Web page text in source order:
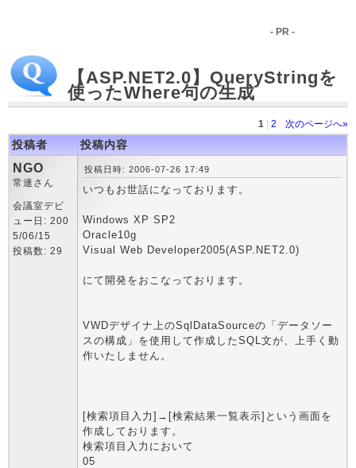
- PR -
【ASP.NET2.0】QueryStringを
使ったWhere句の生成
1 2 次のページへ»
投稿者 投稿内容
NGO
常連さん
会議室デビ
ュー日: 200
5/06/15
投稿数: 29
投稿日時: 2006-07-26 17:49
いつもお世話になっております。
Windows XP SP2
Oracle10g
Visual Web Developer2005(ASP.NET2.0)
にて開発をおこなっております。
VWDデザイナ上のSqlDataSourceの「データソー
スの構成」を使用して作成したSQL文が、上手く動
作いたしません。
[検索項目入力]→[検索結果一覧表示]という画面を
作成しております。
検索項目入力において
05